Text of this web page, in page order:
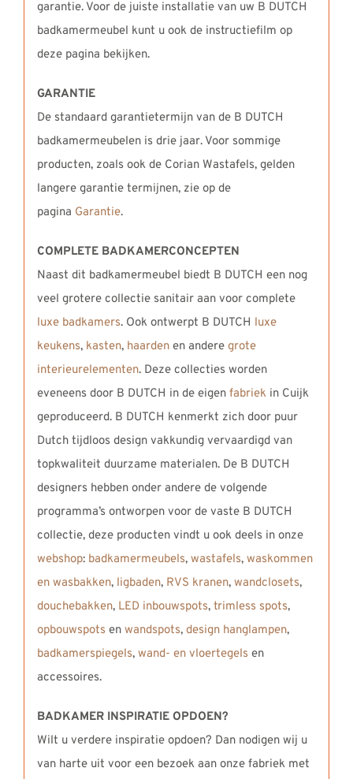
garantie. Voor de juiste installatie van uw B DUTCH
badkamermeubel kunt u ook de instructiefilm op
deze pagina bekijken.
GARANTIE
De standaard garantietermijn van de B DUTCH
badkamermeubelen is drie jaar. Voor sommige
producten, zoals ook de Corian Wastafels, gelden
langere garantie termijnen, zie op de
pagina Garantie.
COMPLETE BADKAMERCONCEPTEN
Naast dit badkamermeubel biedt B DUTCH een nog
veel grotere collectie sanitair aan voor complete
luxe badkamers. Ook ontwerpt B DUTCH luxe
keukens, kasten, haardenen andere grote
interieurelementen. Deze collecties worden
eveneens door B DUTCH in de eigen fabriekin Cuijk
geproduceerd. B DUTCH kenmerkt zich door puur
Dutch tijdloos design vakkundig vervaardigd van
topkwaliteit duurzame materialen. De B DUTCH
designers hebben onder andere de volgende
programma’s ontworpen voor de vaste B DUTCH
collectie, deze producten vindt u ook deels in onze
webshop: badkamermeubels, wastafels, waskommen
en wasbakken, ligbaden, RVS kranen, wandclosets,
douchebakken, LED inbouwspots, trimless spots,
opbouwspots en wandspots, design hanglampen,
badkamerspiegels, wand- en vloertegels en
accessoires.
BADKAMER INSPIRATIE OPDOEN?
Wilt u verdere inspiratie opdoen? Dan nodigen wij u
van harte uit voor een bezoek aan onze fabriek met